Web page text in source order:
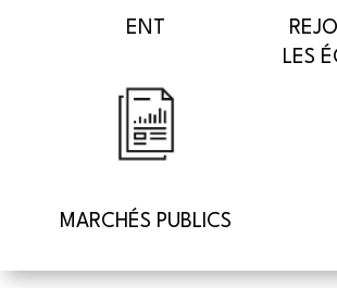
ENT
LES
MARCHÉS PUBLICS